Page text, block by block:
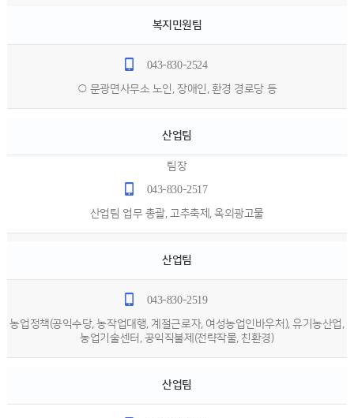
복지민원팀
043-830-2524
○ 문광면사무소 노인, 장애인, 환경 경로당 등
산업팀
팀장
043-830-2517
산업팀 업무 총괄, 고추축제, 옥외광고물
산업팀
043-830-2519
농업정책(공익수당, 농작업대행, 계절근로자, 여성농업인바우처), 유기농산업,
농업기술센터, 공익직불제(전략작물, 친환경)
산업팀